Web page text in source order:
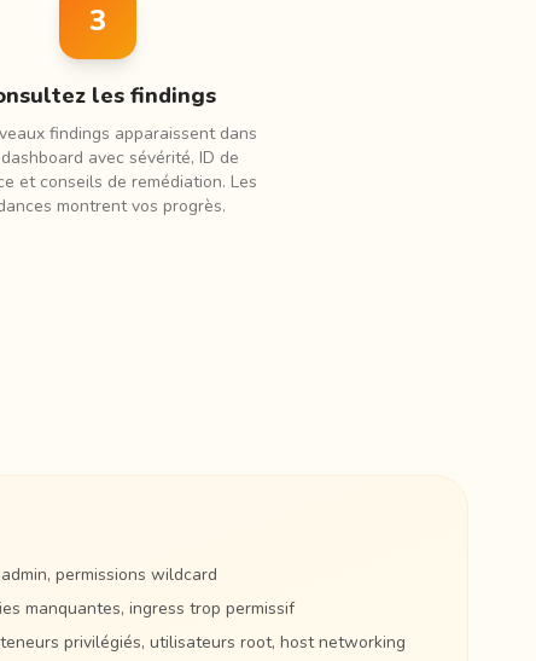
3
les findings
findings apparaissent dans
avec sévérité, ID de
et conseils de remédiation. Les
montrent vos progrès.
permissions wildcard
manquantes, ingress trop permissif
privilégiés, utilisateurs root, host networking